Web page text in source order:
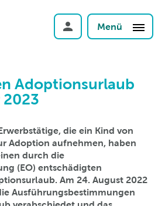
Menü
Adoptionsurlaub
2023
die ein Kind von
Adoption aufnehmen, haben
durch die
(EO) entschädigten
Am 24. August 2022
Ausführungsbestimmungen